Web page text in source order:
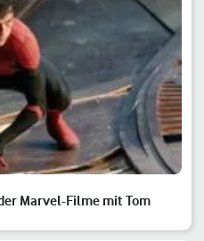
Marvel-Filme mit Tom